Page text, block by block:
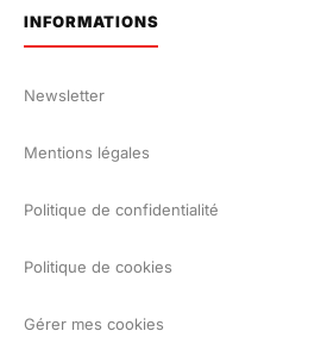
INFORMATIONS
Newsletter
Mentions légales
Politique de confidentialité
Politique de cookies
Gérer mes cookies